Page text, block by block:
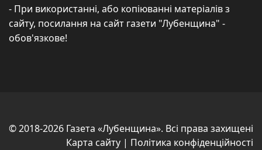
- При використанні, або копіюванні матеріалів з
сайту, посилання на сайт газети "Лубенщина" -
обов'язкове!
© 2018-2026 Газета «Лубенщина». Всі права захищені
Карта сайту | Політика конфіденційності